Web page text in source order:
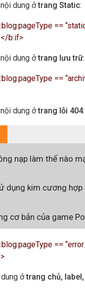
dung ởtrang Static:
==
</b:if>
dung ởtrang lưu trữ:
==
dung ởtrang lỗi 404:
nạp làm thế nào
dụng kim cương hợp
cơ bản của game
==
dung ởtrang chủ,